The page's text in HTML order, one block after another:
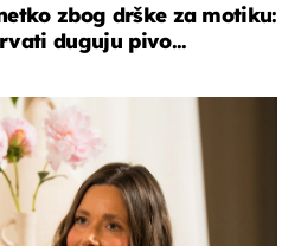
zbog drške za motiku:
duguju pivo...